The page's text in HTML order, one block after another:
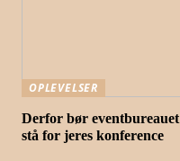
OPLEVELSER
Derfor bør eventbureauet
stå for jeres konference